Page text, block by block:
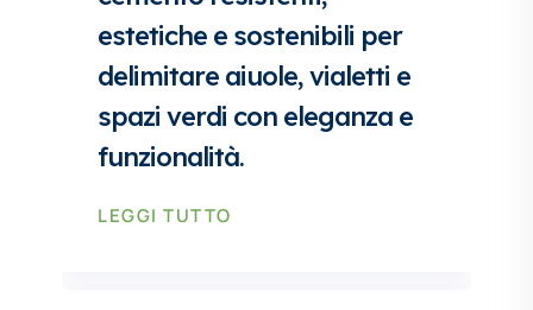
estetiche e sostenibili per
delimitare aiuole, vialetti e
spazi verdi con eleganza e
funzionalità.
LEGGI TUTTO